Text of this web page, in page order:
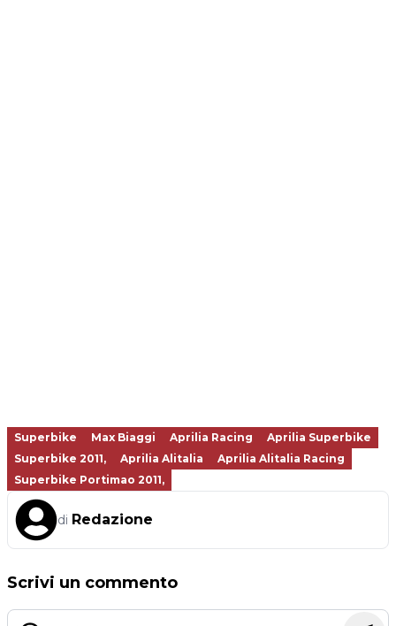
Superbike Max Biaggi Aprilia Racing
Aprilia Superbike
Superbike 2011,
Aprilia Alitalia
Aprilia Alitalia Racing
Superbike Portimao 2011,
di Redazione
Scrivi un commento